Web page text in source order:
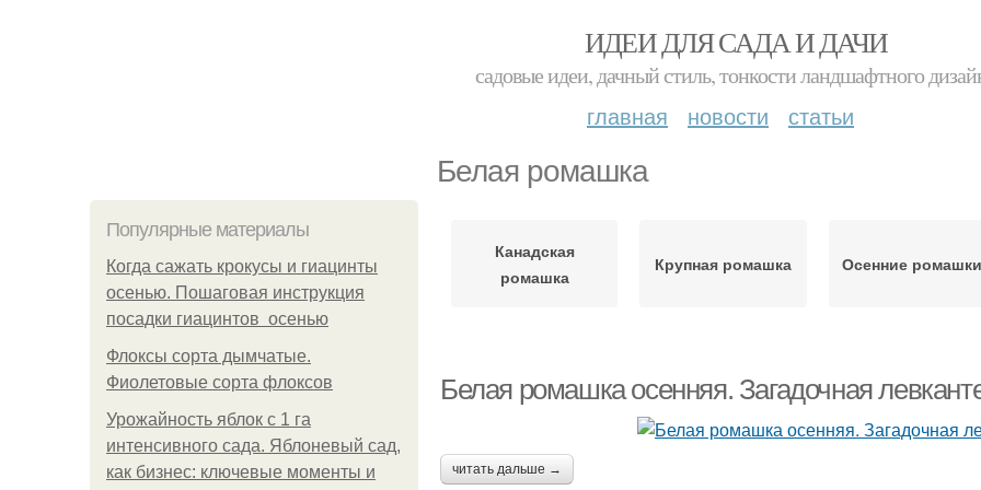
ИДЕИ ДЛЯ САДА И ДАЧИ
садовые идеи, дачный стиль, тонкости ландшафтного
главная новости статьи
Белая ромашка
Популярные материалы
Когда сажать крокусы и гиацинты
осенью. Пошаговая инструкция
посадки гиацинтов осенью
Флоксы сорта дымчатые.
Фиолетовые сорта флоксов
Урожайность яблок с 1 га
интенсивного сада. Яблоневый сад,
как бизнес: ключевые моменты и
Канадская
ромашка
Крупная ромашка Осенние ромашки
Белая ромашка осенняя. Загадочная
читать дальше →